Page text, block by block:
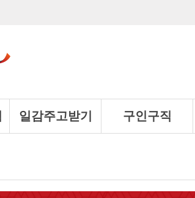
일감주고받기 구인구직